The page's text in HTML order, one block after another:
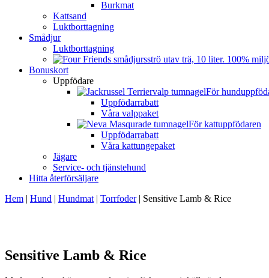
Burkmat
Kattsand
Luktborttagning
Smådjur
Luktborttagning
Bonuskort
Uppfödare
För
Uppfödarrabatt
Våra valppaket
För kattuppfödaren
Uppfödarrabatt
Våra kattungepaket
Jägare
Service- och tjänstehund
Hitta återförsäljare
Hem | Hund | Hundmat | Torrfoder| Sensitive Lamb & Rice
Sensitive Lamb & Rice